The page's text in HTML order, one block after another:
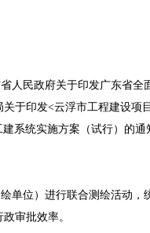
人民政府关于印发广东省全
于印发<云浮市工程建设项
系统实施方案（试行）的通
单位）进行联合测绘活动，
审批效率。